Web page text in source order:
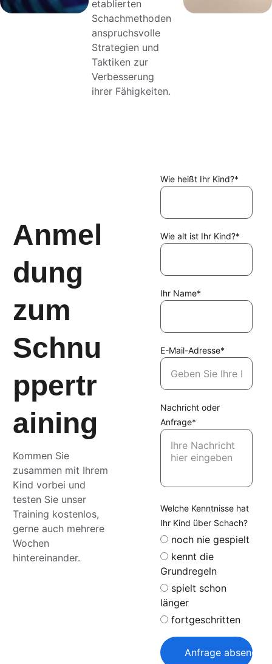
etablierten
Schachmethoden
anspruchsvolle
Strategien und
Taktiken zur
Verbesserung
ihrer Fähigkeiten.
Anmel
dung
zum
Schnu
ppertr
aining
Wie heißt Ihr Kind?*
Wie alt ist Ihr Kind?*
Ihr Name*
E-Mail-Adresse*
Nachricht oder
Anfrage*
Welche Kenntnisse hat
Ihr Kind über Schach?
noch nie gespielt
kennt die
Grundregeln
spielt schon
länger
fortgeschritten
Anfrage absenden
Kommen Sie
zusammen mit Ihrem
Kind vorbei und
testen Sie unser
Training kostenlos,
gerne auch mehrere
Wochen
hintereinander.